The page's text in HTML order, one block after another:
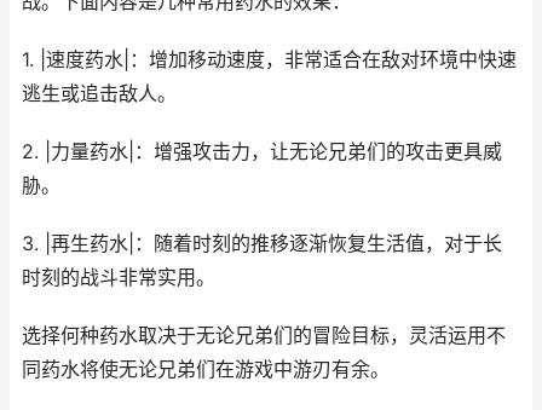
1. |速度药水|：增加移动速度，非常适合在敌对环境中快速
逃生或追击敌人。
2. |力量药水|：增强攻击力，让无论兄弟们的攻击更具威
胁。
3. |再生药水|：随着时刻的推移逐渐恢复生活值，对于长
时刻的战斗非常实用。
选择何种药水取决于无论兄弟们的冒险目标，灵活运用不
同药水将使无论兄弟们在游戏中游刃有余。